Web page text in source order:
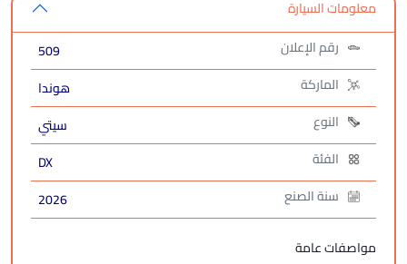
معلومات السيارة
رقم الإعلان
509
الماركة
هوندا
النوع
سيتي
الفئة
DX
سنة الصنع
2026
مواصفات عامة